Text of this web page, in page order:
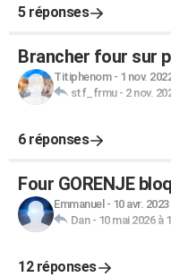
5 réponses
Brancher four sur
Titiphenom- 1 nov.
stf_frmu- 2 nov.
6 réponses
Four GORENJE
Emmanuel - 10 avr.
Dan- 10 mai 2026 à
12 réponses